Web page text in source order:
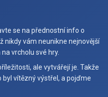
se na přednostní info o
nikdy vám neunikne nejnovější
vrcholu své hry.
ale vytvářejí je. Takže
byl vítězný výstřel, a pojďme